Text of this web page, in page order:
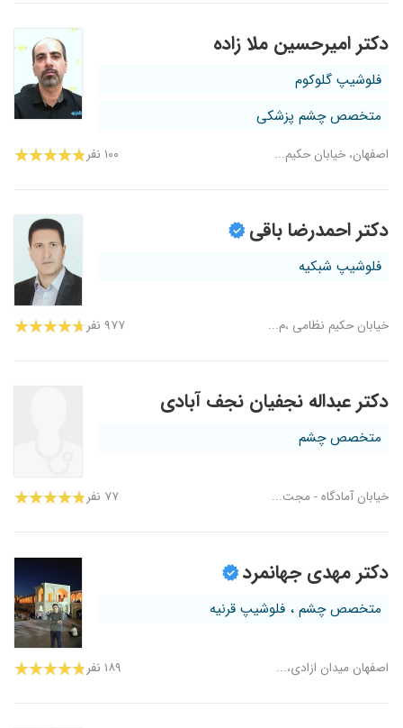
دکتر امیرحسین ملا زاده
فلوشیپ گلوکوم
متخصص چشم پزشکی
اصفهان، خیابان حکیم... ۱۰۰ نفر
دکتر احمدرضا باقی
فلوشیپ شبکیه
خیابان حکیم نظامی ،م... ۹۷۷ نفر
دکتر عبداله نجفیان نجف آبادی
متخصص چشم
خیابان آمادگاه - مجت... ۷۷ نفر
دکتر مهدی جهانمرد
متخصص چشم ، فلوشیپ قرنیه
اصفهان میدان ازادی،... ۱۸۹ نفر